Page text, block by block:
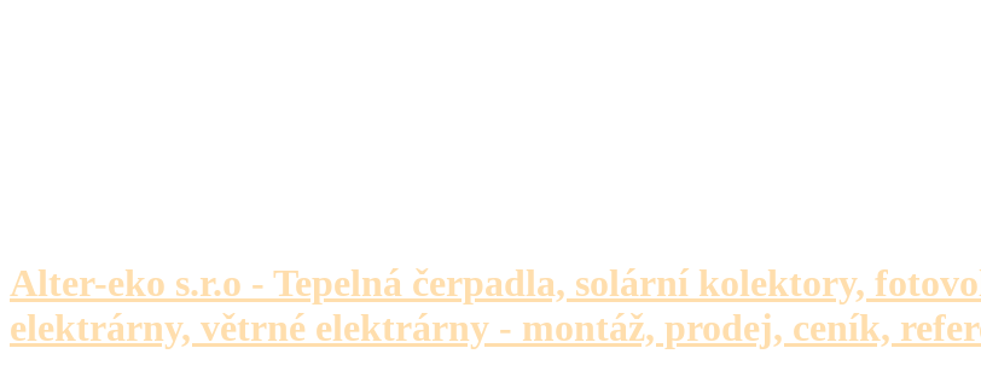
Alter-eko s.r.o - Tepelná čerpadla, solární kolektory,
elektrárny, větrné elektrárny - montáž, prodej, ceník,